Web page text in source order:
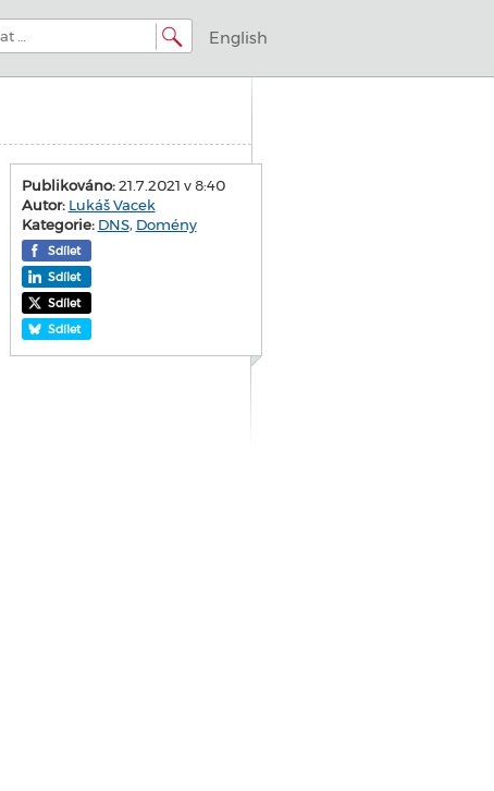
English
Publikováno:21.7.2021 v 8:40
Autor: Lukáš Vacek
Kategorie: DNS, Domény
Sdílet
Sdílet
Sdílet
Sdílet